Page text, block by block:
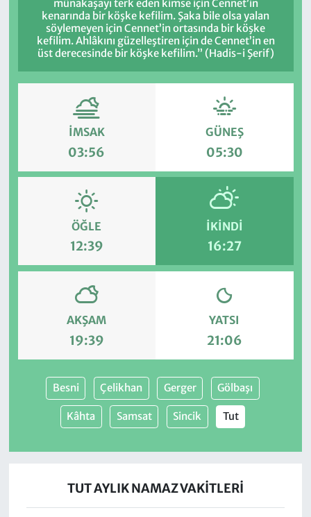
münakaşayı terk eden kimse için Cennet’in
kenarında bir köşke kefilim. Şaka bile olsa yalan
söylemeyen için Cennet’in ortasında bir köşke
kefilim. Ahlâkını güzelleştiren için de Cennet’in en
üst derecesinde bir köşke kefilim.” (Hadis-i Şerif)
İMSAK
03:56
GÜNEŞ
05:30
ÖĞLE
12:39
İKINDI
16:27
AKŞAM
19:39
YATSI
21:06
Besni Çelikhan Gerger Gölbaşı
Kâhta Samsat Sincik Tut
TUT AYLIK NAMAZ VAKITLERI